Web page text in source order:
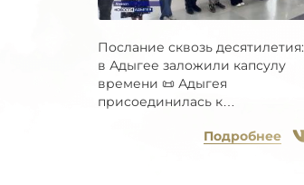
Послание сквозь десятилетия:
в Адыгее заложили капсулу
времени 📜 Адыгея
присоединилась к
Подробнее